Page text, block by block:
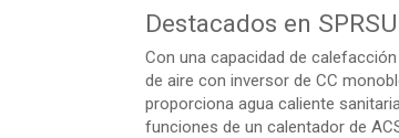
Destacados en
Con una capacidad de
de aire con inversor de CC
proporciona agua caliente
funciones de un calentador de